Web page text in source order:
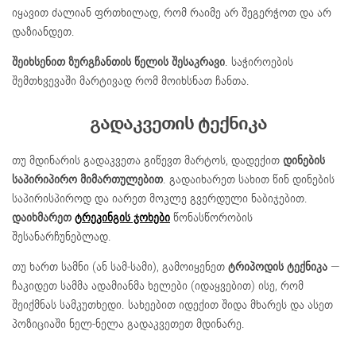
იყავით ძალიან ფრთხილად, რომ რაიმე არ შეგერჭოთ და არ
დაზიანდეთ.
შეიხსენით ზურგჩანთის წელის შესაკრავი. საჭიროების
შემთხვევაში მარტივად რომ მოიხსნათ ჩანთა.
გადაკვეთის ტექნიკა
თუ მდინარის გადაკვეთა გიწევთ მარტოს, დადექით დინების
საპირიპირო მიმართულებით. გადაიხარეთ სახით წინ დინების
საპირისპიროდ და იარეთ მოკლე გვერდული ნაბიჯებით.
დაიხმარეთ ტრეკინგის ჯოხები წონასწორობის
შესანარჩუნებლად.
თუ ხართ სამნი (ან სამ-სამი), გამოიყენეთ ტრიპოდის ტექნიკა —
ჩაკიდეთ სამმა ადამიანმა ხელები (იდაყვებით) ისე, რომ
შეიქმნას სამკუთხედი. სახეებით იდექით შიდა მხარეს და ასეთ
პოზიციაში ნელ-ნელა გადაკვეთეთ მდინარე.